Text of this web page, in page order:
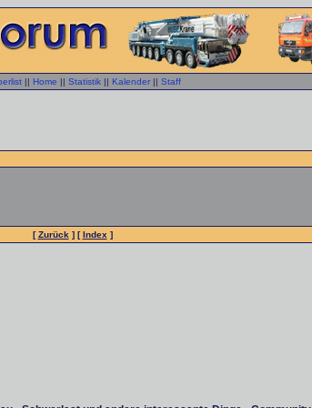
|| Home || Statistik || Kalender || Staff
[Zurück ] [Index ]